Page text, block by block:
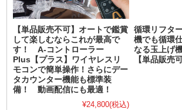
【単品販売不可】オートで鑑賞
して楽しむならこれが最高で
す！ A-コントローラー
Plus【プラス】ワイヤレスリ
モコンで簡単操作！さらにデー
タカウンター機能も標準装
備！ 動画配信にも最適！
¥24,800(税込)
循環リフタ
機でも循環
なる玉上げ
【単品販売